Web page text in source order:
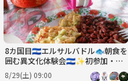
8カ国目🇸🇻エルサルバドル🐟朝食を
囲む異文化体験会🇸🇻✨初参加・一
人参加歓迎💖
8/29(土) 09:00